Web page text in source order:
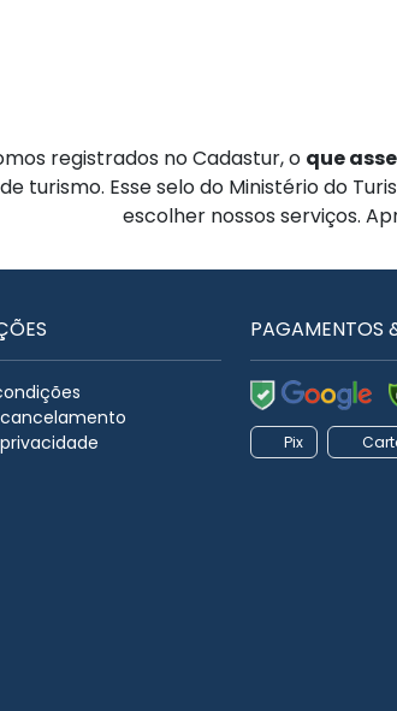
registrados no Cadastur, o que
de turismo. Esse selo do Ministério do
escolher nossos serviços.
PAGAMENTOS
Pix